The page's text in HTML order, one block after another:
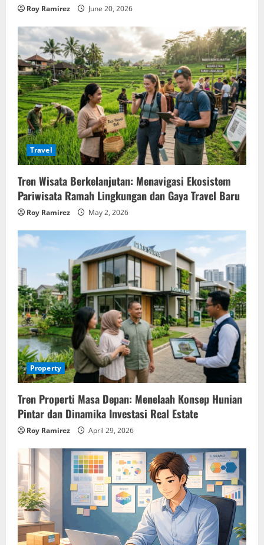
Roy Ramirez June 20, 2026
Travel
Tren Wisata Berkelanjutan: Menavigasi Ekosistem
Pariwisata Ramah Lingkungan dan Gaya Travel Baru
Roy Ramirez May 2, 2026
Property
Tren Properti Masa Depan: Menelaah Konsep Hunian
Pintar dan Dinamika Investasi Real Estate
Roy Ramirez April 29, 2026